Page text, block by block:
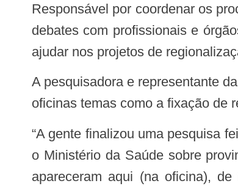
Responsável por coordenar os processos de organização do sistema de saúde no território estadual, a Susam vem promovendo
debates com profissionais e
ajudar nos projetos de
A pesquisadora e representante da Fundação Oswaldo Crus (Fiocruz), Michele Rocha, destacou a importância de se discutir nas
oficinas temas como a fixação de
“A gente finalizou uma pesquisa feita em parceria entre a Fapeam (Fundação de Amparo à Pesquisa do Estado do Amazonas) e
o Ministério da Saúde sobre
apareceram aqui (na oficina),